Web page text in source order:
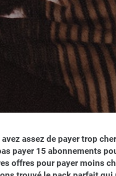
avez assez de payer trop
payer 15 abonnements
offres pour payer moins